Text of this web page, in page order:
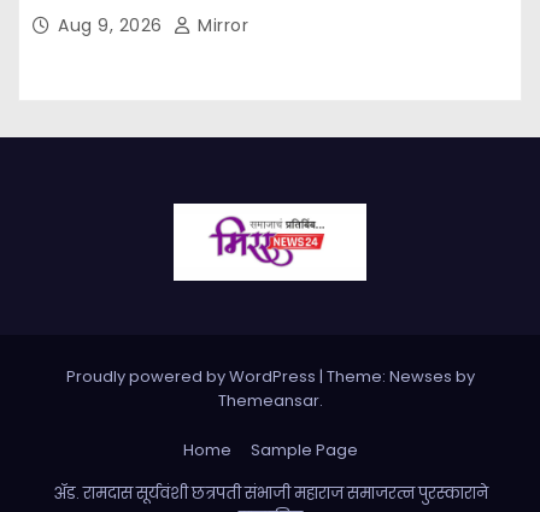
Aug 9, 2026 Mirror
Proudly powered by WordPress | Theme: Newses by
Themeansar.
Home
Sample Page
ॲड. रामदास सूर्यवंशी छत्रपती संभाजी महाराज समाजरत्न पुरस्काराने